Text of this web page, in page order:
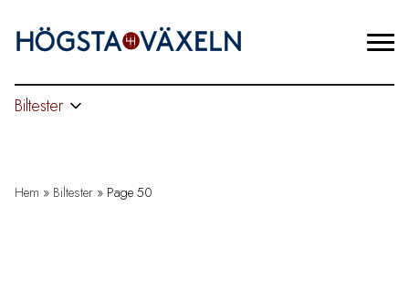
Biltester
Hem » Biltester » Page 50